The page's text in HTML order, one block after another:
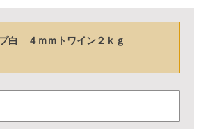
白 ４ｍｍトワイン２ｋｇ